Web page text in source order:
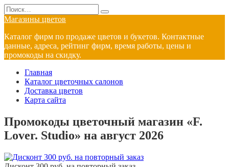
Перейти
к
содержанию
Search
for:
Магазины цветов
Каталог фирм по продаже цветов и букетов. Контактные
данные, адреса, рейтинг фирм, время работы, цены и
промокоды на скидку.
Главная
Каталог цветочных салонов
Доставка цветов
Карта сайта
Промокоды цветочный магазин «F.
Lover. Studio» на август 2026